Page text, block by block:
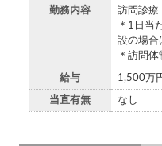
勤務内容
訪問診療
＊1日当
設の場合
＊訪問
給与 1,500万
当直有無 なし